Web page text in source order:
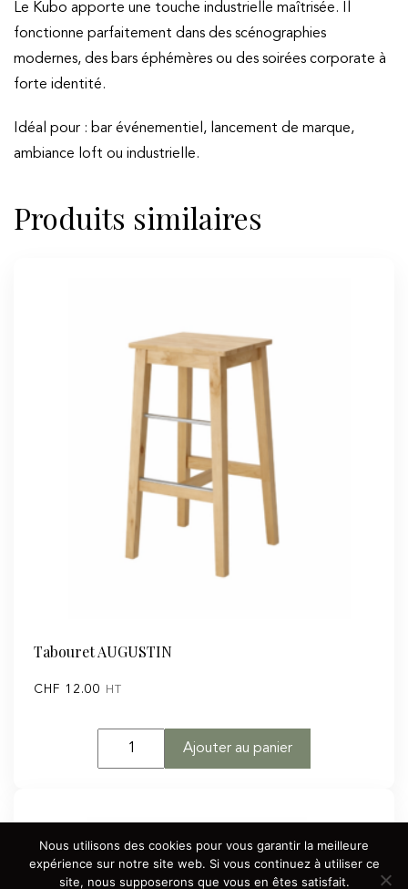
Le Kubo apporte une touche industrielle maîtrisée. Il
fonctionne parfaitement dans des scénographies
modernes, des bars éphémères ou des soirées corporate à
forte identité.
Idéal pour : bar événementiel, lancement de marque,
ambiance loft ou industrielle.
Produits similaires
Tabouret AUGUSTIN
CHF 12.00 HT
quantité
de
Ajouter au panier
Nous utilisons des cookies pour vous garantir la meilleure
expérience sur notre site web. Si vous continuez à utiliser ce
site, nous supposerons que vous en êtes satisfait.